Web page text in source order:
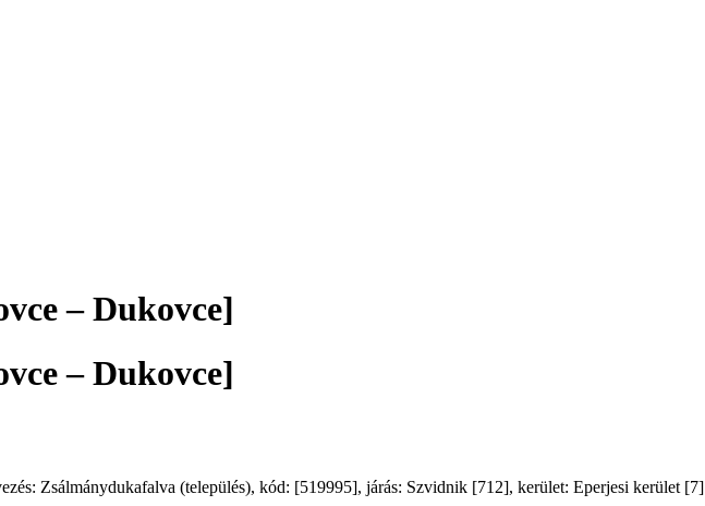
– Dukovce]
– Dukovce]
Zsálmánydukafalva (település), kód: [519995], járás: Szvidnik [712], kerület: Eperjesi kerület [7]